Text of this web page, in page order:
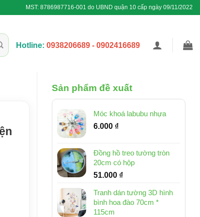
MST: 8786987716-001 do UBND quận 10 cấp ngày 09/11/2022
Hotline: 0938206689 - 0902416689
Sản phẩm đề xuất
Móc khoá labubu nhựa
6.000 ₫
Đồng hồ treo tường tròn
20cm có hộp
51.000 ₫
Tranh dán tường 3D hình
bình hoa đào 70cm *
115cm